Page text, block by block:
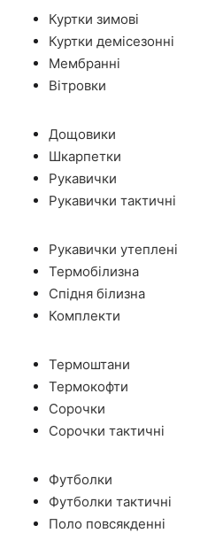
Куртки зимові
Куртки демісезонні
Мембранні
Вітровки
Дощовики
Шкарпетки
Рукавички
Рукавички тактичні
Рукавички утеплені
Термобілизна
Спідня білизна
Комплекти
Термоштани
Термокофти
Сорочки
Сорочки тактичні
Футболки
Футболки тактичні
Поло повсякденні